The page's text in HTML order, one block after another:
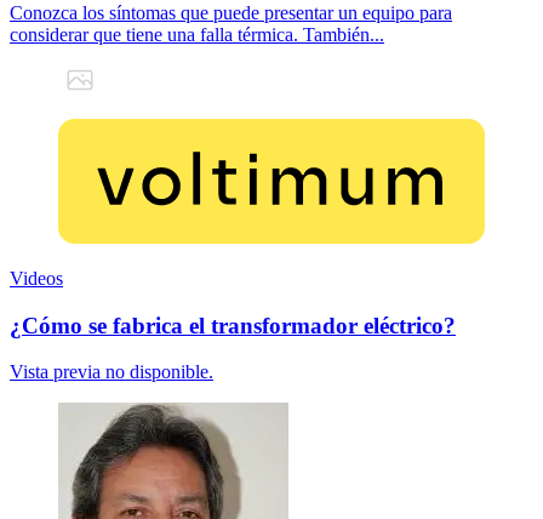
Conozca los síntomas que puede presentar un equipo para
considerar que tiene una falla térmica. También...
Videos
¿Cómo se fabrica el transformador eléctrico?
Vista previa no disponible.